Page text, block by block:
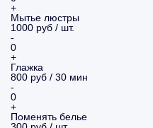
+
Мытье люстры
1000 руб / шт.
-
0
+
Глажка
800 руб / 30 мин
-
0
+
Поменять белье